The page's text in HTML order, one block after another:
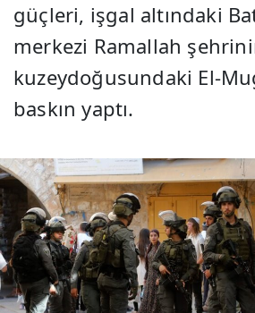
güçleri, işgal altındaki
merkezi Ramallah
kuzeydoğusundaki El-
baskın yaptı.